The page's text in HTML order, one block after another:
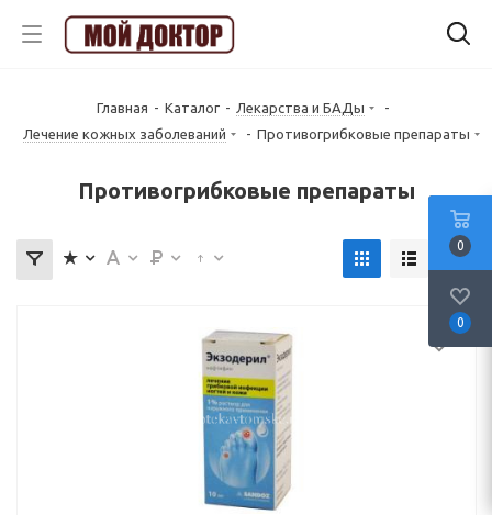
Главная - Каталог - Лекарства и БАДы
-
Лечение кожных заболеваний
- Противогрибковые препараты
Противогрибковые препараты
0
0